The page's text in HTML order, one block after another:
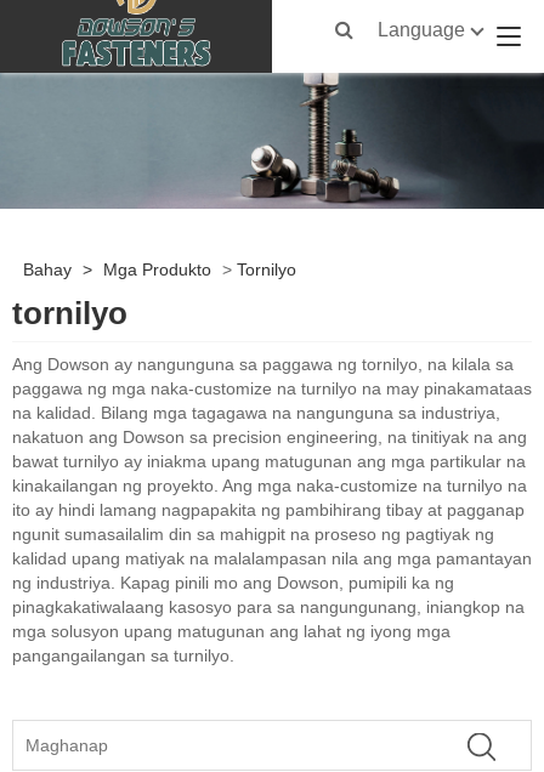
Language
Bahay > Mga Produkto > Tornilyo
tornilyo
Ang Dowson ay nangunguna sa paggawa ng tornilyo, na kilala sa
paggawa ng mga naka-customize na turnilyo na may pinakamataas
na kalidad. Bilang mga tagagawa na nangunguna sa industriya,
nakatuon ang Dowson sa precision engineering, na tinitiyak na ang
bawat turnilyo ay iniakma upang matugunan ang mga partikular na
kinakailangan ng proyekto. Ang mga naka-customize na turnilyo na
ito ay hindi lamang nagpapakita ng pambihirang tibay at pagganap
ngunit sumasailalim din sa mahigpit na proseso ng pagtiyak ng
kalidad upang matiyak na malalampasan nila ang mga pamantayan
ng industriya. Kapag pinili mo ang Dowson, pumipili ka ng
pinagkakatiwalaang kasosyo para sa nangungunang, iniangkop na
mga solusyon upang matugunan ang lahat ng iyong mga
pangangailangan sa turnilyo.